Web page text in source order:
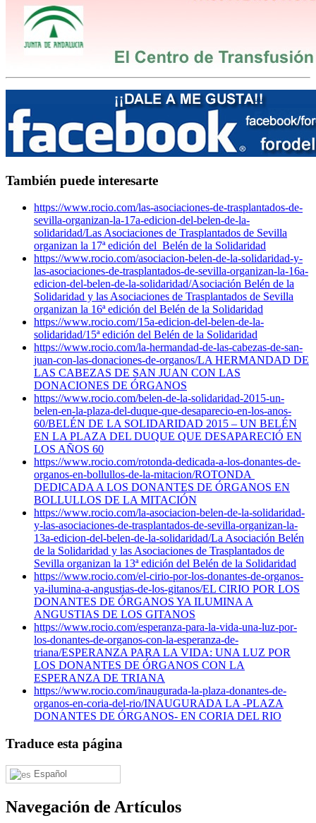
También puede interesarte
https://www.rocio.com/las-asociaciones-de-trasplantados-de-
sevilla-organizan-la-17a-edicion-del-belen-de-la-
solidaridad/Las Asociaciones de Trasplantados de Sevilla
organizan la 17ª edición del Belén de la Solidaridad
https://www.rocio.com/asociacion-belen-de-la-solidaridad-y-
las-asociaciones-de-trasplantados-de-sevilla-organizan-la-16a-
edicion-del-belen-de-la-solidaridad/Asociación Belén de la
Solidaridad y las Asociaciones de Trasplantados de Sevilla
organizan la 16ª edición del Belén de la Solidaridad
https://www.rocio.com/15a-edicion-del-belen-de-la-
solidaridad/15ª edición del Belén de la Solidaridad
https://www.rocio.com/la-hermandad-de-las-cabezas-de-san-
juan-con-las-donaciones-de-organos/LA HERMANDAD DE
LAS CABEZAS DE SAN JUAN CON LAS
DONACIONES DE ÓRGANOS
https://www.rocio.com/belen-de-la-solidaridad-2015-un-
belen-en-la-plaza-del-duque-que-desaparecio-en-los-anos-
60/BELÉN DE LA SOLIDARIDAD 2015 – UN BELÉN
EN LA PLAZA DEL DUQUE QUE DESAPARECIÓ EN
LOS AÑOS 60
https://www.rocio.com/rotonda-dedicada-a-los-donantes-de-
organos-en-bollullos-de-la-mitacion/ROTONDA
DEDICADA A LOS DONANTES DE ÓRGANOS EN
BOLLULLOS DE LA MITACIÓN
https://www.rocio.com/la-asociacion-belen-de-la-solidaridad-
y-las-asociaciones-de-trasplantados-de-sevilla-organizan-la-
13a-edicion-del-belen-de-la-solidaridad/La Asociación Belén
de la Solidaridad y las Asociaciones de Trasplantados de
Sevilla organizan la 13ª edición del Belén de la Solidaridad
https://www.rocio.com/el-cirio-por-los-donantes-de-organos-
ya-ilumina-a-angustias-de-los-gitanos/EL CIRIO POR LOS
DONANTES DE ÓRGANOS YA ILUMINA A
ANGUSTIAS DE LOS GITANOS
https://www.rocio.com/esperanza-para-la-vida-una-luz-por-
los-donantes-de-organos-con-la-esperanza-de-
triana/ESPERANZA PARA LA VIDA: UNA LUZ POR
LOS DONANTES DE ÓRGANOS CON LA
ESPERANZA DE TRIANA
https://www.rocio.com/inaugurada-la-plaza-donantes-de-
organos-en-coria-del-rio/INAUGURADA LA -PLAZA
DONANTES DE ÓRGANOS- EN CORIA DEL RIO
Traduce esta página
Español
Navegación de Artículos